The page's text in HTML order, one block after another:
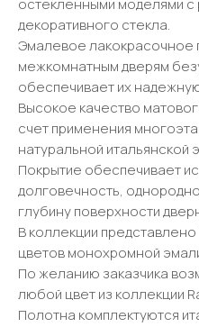
остекленными моделями с
декоративного стекла.
Эмалевое лакокрасочное
межкомнатным дверям
обеспечивает их
Высокое качество
счет применения
натуральной итальянской
Покрытие обеспечивает
долговечность,
глубину поверхности
В коллекции
цветов монохромной
По желанию заказчика
любой цвет из коллекции
Полотна комплектуются